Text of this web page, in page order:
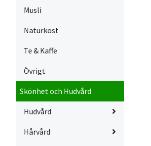
Musli
Naturkost
Te & Kaffe
Övrigt
Skönhet och Hudvård
Hudvård
Hårvård